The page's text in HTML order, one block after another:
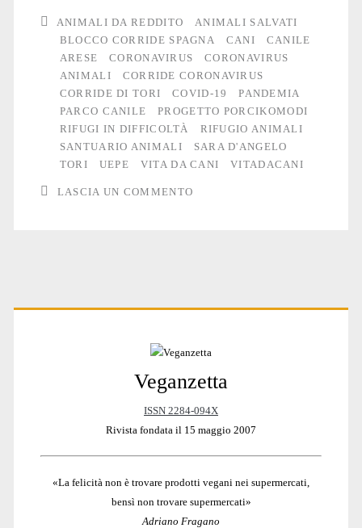
aiuto
ANIMALI DA REDDITO
ANIMALI SALVATI
BLOCCO CORRIDE SPAGNA
CANI
CANILE
ARESE
CORONAVIRUS
CORONAVIRUS
ANIMALI
CORRIDE CORONAVIRUS
CORRIDE DI TORI
COVID-19
PANDEMIA
PARCO CANILE
PROGETTO PORCIKOMODI
RIFUGI IN DIFFICOLTÀ
RIFUGIO ANIMALI
SANTUARIO ANIMALI
SARA D'ANGELO
TORI
UEPE VITA DA CANI VITADACANI
LASCIA UN COMMENTO
Primary
Veganzetta
ISSN 2284-094X
Rivista fondata il 15 maggio 2007
«La felicità non è trovare prodotti vegani nei supermercati,
bensì non trovare supermercati»
Adriano Fragano